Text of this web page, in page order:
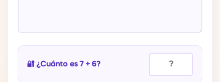
🔐 ¿Cuánto es 7 + 6?